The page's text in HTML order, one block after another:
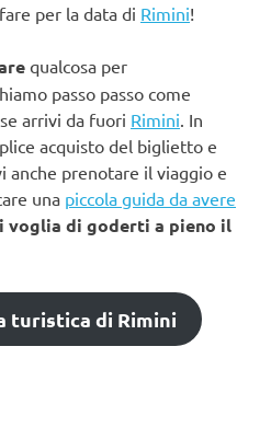
per la data di Rimini!
qualcosa per
passo passo come
arrivi da fuori Rimini . In
acquisto del biglietto e
anche prenotare il viaggio e
una piccola guida da avere
voglia di goderti a pieno il
turistica di Rimini